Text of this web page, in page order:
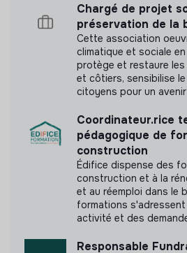
Cette structure n'a pas
communiquer les labels ou
pu obtenir.
Documents
Raison d'être
Chargé de projet
préservation de la
Cette association
climatique et sociale en
protège et restaure
et côtiers, sensibilise
citoyens pour un
Coordinateur.rice
pédagogique de
construction
Édifice dispense des
construction et à la
et au réemploi dans le
formations
activité et des
Responsable